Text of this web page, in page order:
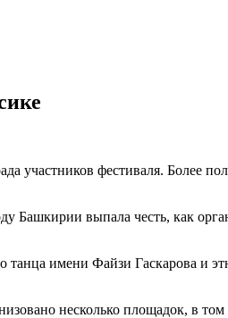
участников фестиваля. Более
Башкирии выпала честь, как
танца имени Файзи Гаскарова и
несколько площадок, в том